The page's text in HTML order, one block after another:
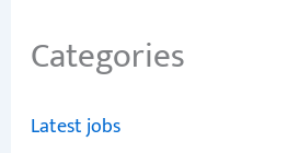
Categories
Latest jobs